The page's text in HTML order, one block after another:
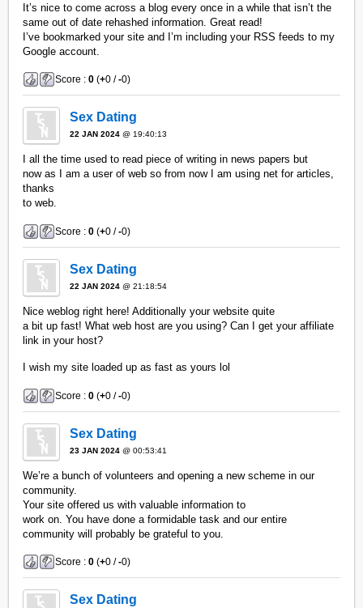
It’s nice to come across a blog every once in a while that isn’t the
same out of date rehashed information. Great read!
I’ve bookmarked your site and I’m including your RSS feeds to my
Google account.
Score :0 (+0 /-0)
Sex Dating
22 JAN 2024 @ 19:40:13
I all the time used to read piece of writing in news papers but
now as I am a user of web so from now I am using net for articles,
thanks
to web.
Score :0 (+0 /-0)
Sex Dating
22 JAN 2024 @ 21:18:54
Nice weblog right here! Additionally your website quite
a bit up fast! What web host are you using? Can I get your affiliate
link in your host?
I wish my site loaded up as fast as yours lol
Score :0 (+0 /-0)
Sex Dating
23 JAN 2024 @ 00:53:41
We’re a bunch of volunteers and opening a new scheme in our
community.
Your site offered us with valuable information to
work on. You have done a formidable task and our entire
community will probably be grateful to you.
Score :0 (+0 /-0)
Sex Dating